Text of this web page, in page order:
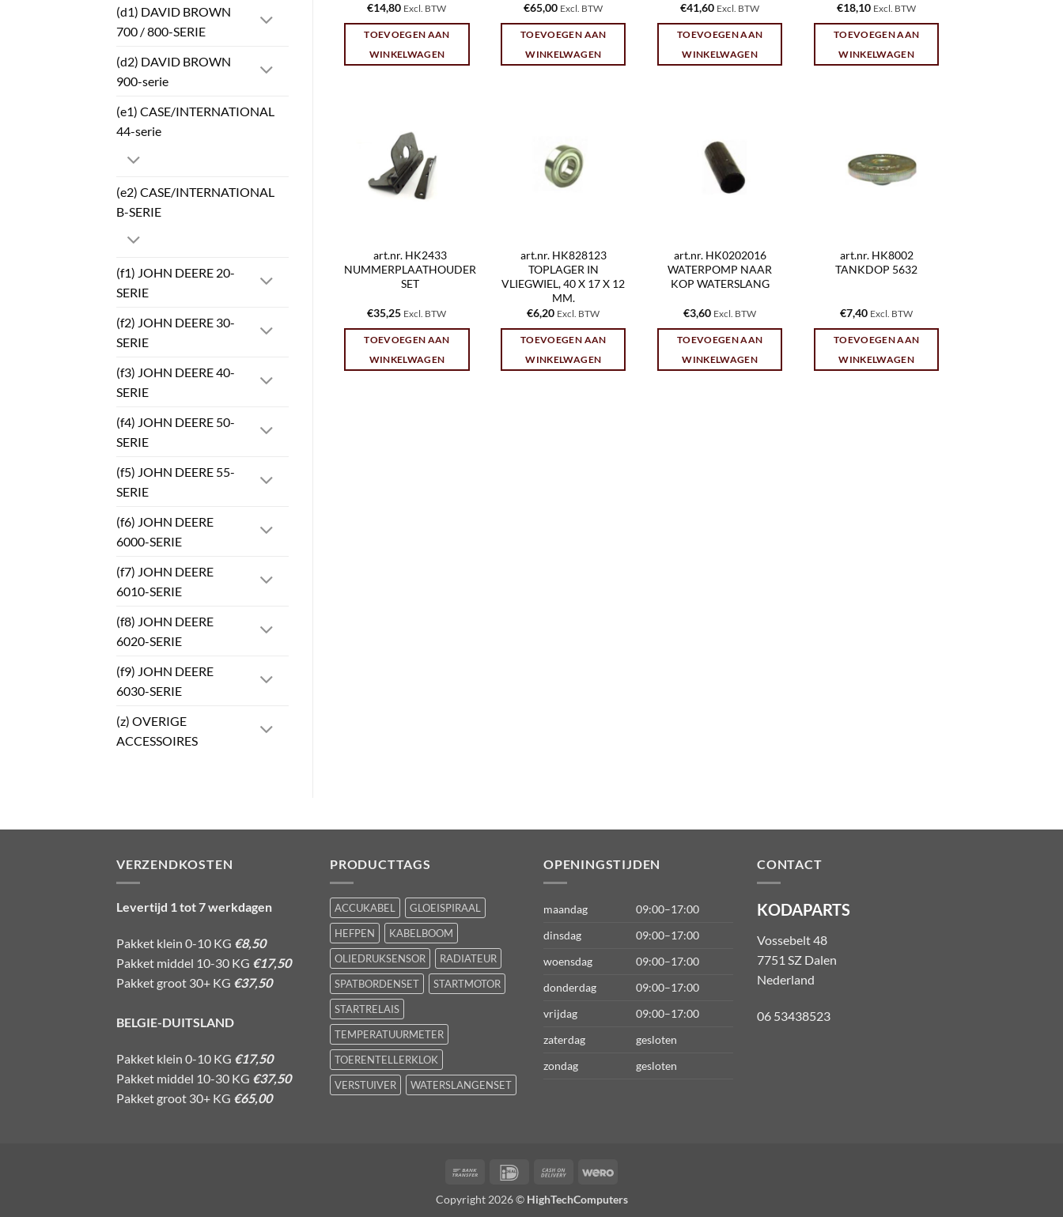
(d1) DAVID BROWN
700 / 800-SERIE
(d2) DAVID BROWN
900-serie
(e1) CASE/INTERNATIONAL
44-serie
(e2) CASE/INTERNATIONAL
B-SERIE
(f1) JOHN DEERE 20-
SERIE
(f2) JOHN DEERE 30-
SERIE
(f3) JOHN DEERE 40-
SERIE
(f4) JOHN DEERE 50-
SERIE
(f5) JOHN DEERE 55-
SERIE
(f6) JOHN DEERE
6000-SERIE
(f7) JOHN DEERE
6010-SERIE
(f8) JOHN DEERE
6020-SERIE
(f9) JOHN DEERE
6030-SERIE
(z) OVERIGE
ACCESSOIRES
€14,80 Excl. BTW
TOEVOEGEN AAN
WINKELWAGEN
€65,00 Excl. BTW
TOEVOEGEN AAN
WINKELWAGEN
€41,60 Excl. BTW
TOEVOEGEN AAN
WINKELWAGEN
€18,10 Excl. BTW
TOEVOEGEN AAN
WINKELWAGEN
art.nr. HK2433
NUMMERPLAATHOUDER
SET
€35,25 Excl. BTW
TOEVOEGEN AAN
WINKELWAGEN
art.nr. HK828123
TOPLAGER IN
VLIEGWIEL, 40 X 17 X 12
MM.
€6,20 Excl. BTW
TOEVOEGEN AAN
WINKELWAGEN
art.nr. HK0202016
WATERPOMP NAAR
KOP WATERSLANG
€3,60 Excl. BTW
TOEVOEGEN AAN
WINKELWAGEN
art.nr. HK8002
TANKDOP 5632
€7,40 Excl. BTW
TOEVOEGEN AAN
WINKELWAGEN
VERZENDKOSTEN
Levertijd 1 tot 7 werkdagen
Pakket klein 0-10 KG €8,50
Pakket middel 10-30 KG €17,50
Pakket groot 30+ KG €37,50
BELGIE-DUITSLAND
Pakket klein 0-10 KG €17,50
Pakket middel 10-30 KG €37,50
Pakket groot 30+ KG €65,00
PRODUCTTAGS
ACCUKABEL
GLOEISPIRAAL
HEFPEN
KABELBOOM
OLIEDRUKSENSOR
RADIATEUR
SPATBORDENSET
STARTMOTOR
STARTRELAIS
TEMPERATUURMETER
TOERENTELLERKLOK
VERSTUIVER
WATERSLANGENSET
OPENINGSTIJDEN
maandag
09:00–17:00
dinsdag
09:00–17:00
woensdag
09:00–17:00
donderdag
09:00–17:00
vrijdag
09:00–17:00
zaterdag
gesloten
zondag
gesloten
CONTACT
KODAPARTS
Vossebelt 48
7751 SZ Dalen
Nederland
06 53438523
Bank
IDeal
Cash
Delivery
Wero
Copyright 2026 © HighTechComputers